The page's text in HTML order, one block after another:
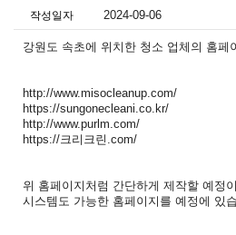
작성일자 2024-09-06
강원도 속초에 위치한 청소 업체의 홈페
http://www.misocleanup.com/
https://sungonecleani.co.kr/
http://www.purlm.com/
https://크리크린.com/
위 홈페이지처럼 간단하게 제작할 예정
시스템도 가능한 홈페이지를 예정에 있